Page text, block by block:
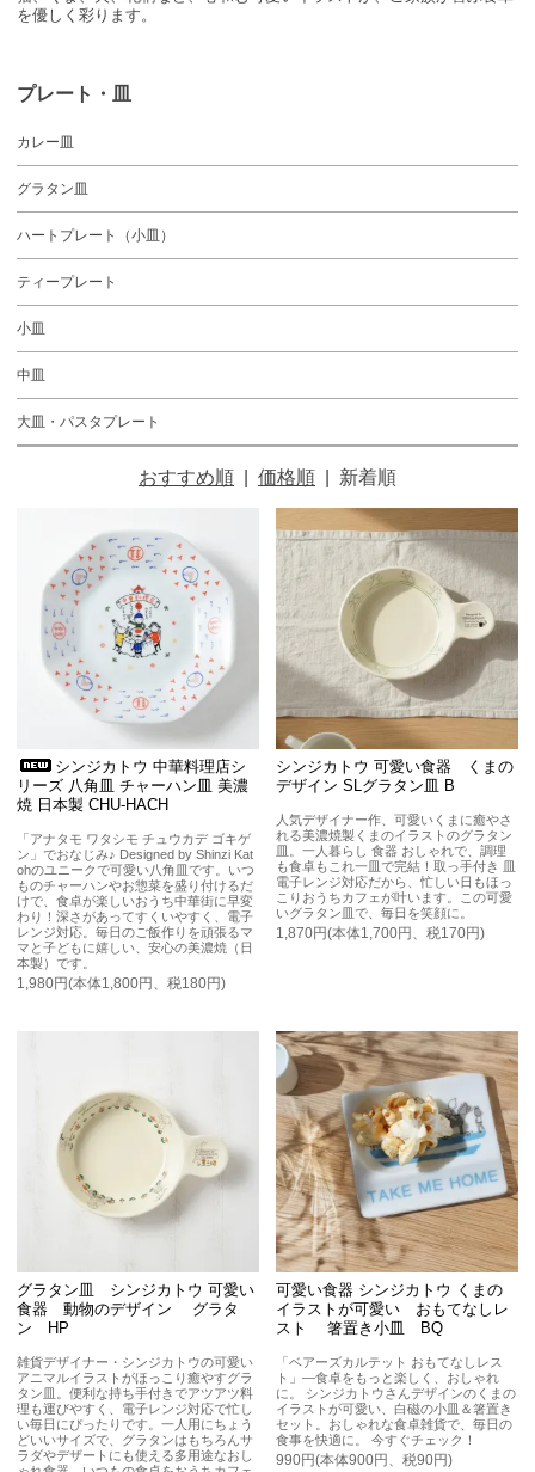
を優しく彩ります。
プレート・皿
カレー皿
グラタン皿
ハートプレート（小皿）
ティープレート
小皿
中皿
大皿・パスタプレート
おすすめ順 価格順 新着順
シンジカトウ 中華料理店シ
リーズ 八角皿 チャーハン皿 美濃
焼 日本製 CHU-HACH
「アナタモ ワタシモ チュウカデ ゴキゲ
ン」でおなじみ♪ Designed by Shinzi Kat
ohのユニークで可愛い八角皿です。いつ
ものチャーハンやお惣菜を盛り付けるだ
けで、食卓が楽しいおうち中華街に早変
わり！深さがあってすくいやすく、電子
レンジ対応。毎日のご飯作りを頑張るマ
マと子どもに嬉しい、安心の美濃焼（日
本製）です。
1,980円(本体1,800円、税180円)
シンジカトウ 可愛い食器 くまの
デザイン SLグラタン皿 B
人気デザイナー作、可愛いくまに癒やさ
れる美濃焼製くまのイラストのグラタン
皿。一人暮らし 食器 おしゃれで、調理
も食卓もこれ一皿で完結！取っ手付き 皿
電子レンジ対応だから、忙しい日もほっ
こりおうちカフェが叶います。この可愛
いグラタン皿で、毎日を笑顔に。
1,870円(本体1,700円、税170円)
グラタン皿 シンジカトウ 可愛い
食器 動物のデザイン グラタ
ン HP
雑貨デザイナー・シンジカトウの可愛い
アニマルイラストがほっこり癒やすグラ
タン皿。便利な持ち手付きでアツアツ料
理も運びやすく、電子レンジ対応で忙し
い毎日にぴったりです。一人用にちょう
どいいサイズで、グラタンはもちろんサ
ラダやデザートにも使える多用途なおし
可愛い食器 シンジカトウ くまの
イラストが可愛い おもてなしレ
スト 箸置き小皿 BQ
「ベアーズカルテット おもてなしレス
ト」—食卓をもっと楽しく、おしゃれ
に。 シンジカトウさんデザインのくまの
イラストが可愛い、白磁の小皿＆箸置き
セット。おしゃれな食卓雑貨で、毎日の
食事を快適に。 今すぐチェック！
990円(本体900円、税90円)